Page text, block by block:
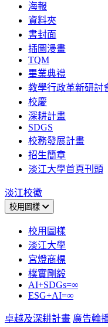
海報
資料夾
書封面
插圖漫畫
TQM
畢業典禮
教學行政革新研討
校慶
深耕計畫
SDGS
校務發展計畫
招生簡章
淡江大學首頁刊頭
淡江校徽
校用圖樣
校用圖樣
淡江大學
宮燈商標
樸實剛毅
AI+SDGs=∞
ESG+AI=∞
卓越及深耕計畫 廣告輪